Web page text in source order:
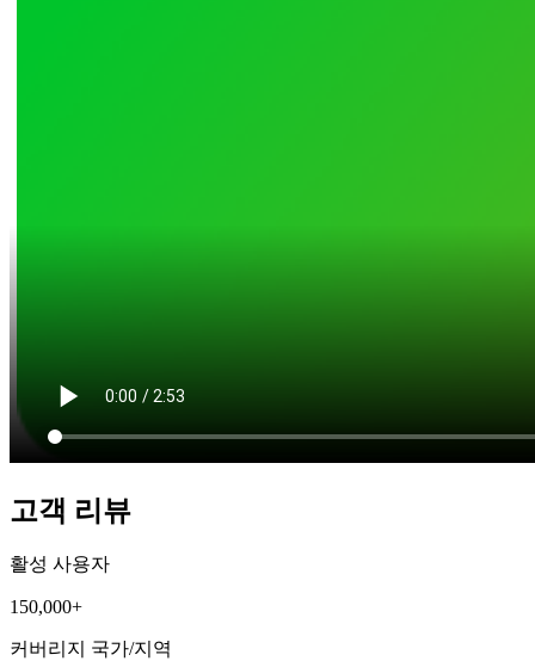
고객 리뷰
활성 사용자
150,000+
커버리지 국가/지역